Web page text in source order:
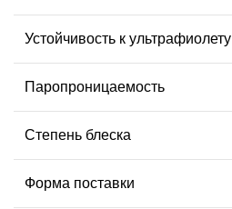
Устойчивость к ультрафиолету
Паропроницаемость
Степень блеска
Форма поставки